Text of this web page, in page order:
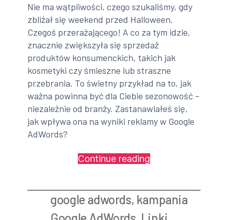
Nie ma wątpliwości, czego szukaliśmy, gdy
zbliżał się weekend przed Halloween.
Czegoś przerażającego! A co za tym idzie,
znacznie zwiększyła się sprzedaż
produktów konsumenckich, takich jak
kosmetyki czy śmieszne lub straszne
przebrania. To świetny przykład na to, jak
ważna powinna być dla Ciebie sezonowość –
niezależnie od branży. Zastanawiałeś się,
jak wpływa ona na wyniki reklamy w Google
AdWords?
Continue reading
jak
ważna
google adwords, kampania